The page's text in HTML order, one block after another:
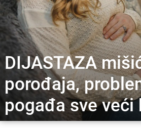
DIJASTAZA
porođaja,
pogađa sve veći